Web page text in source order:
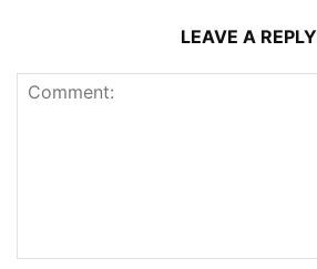
LEAVE A REPLY